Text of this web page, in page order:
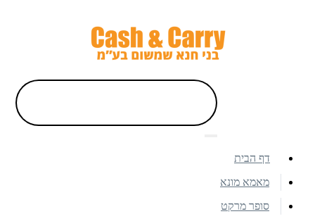
דף הבית
מאמא מונא
סופר מרקט